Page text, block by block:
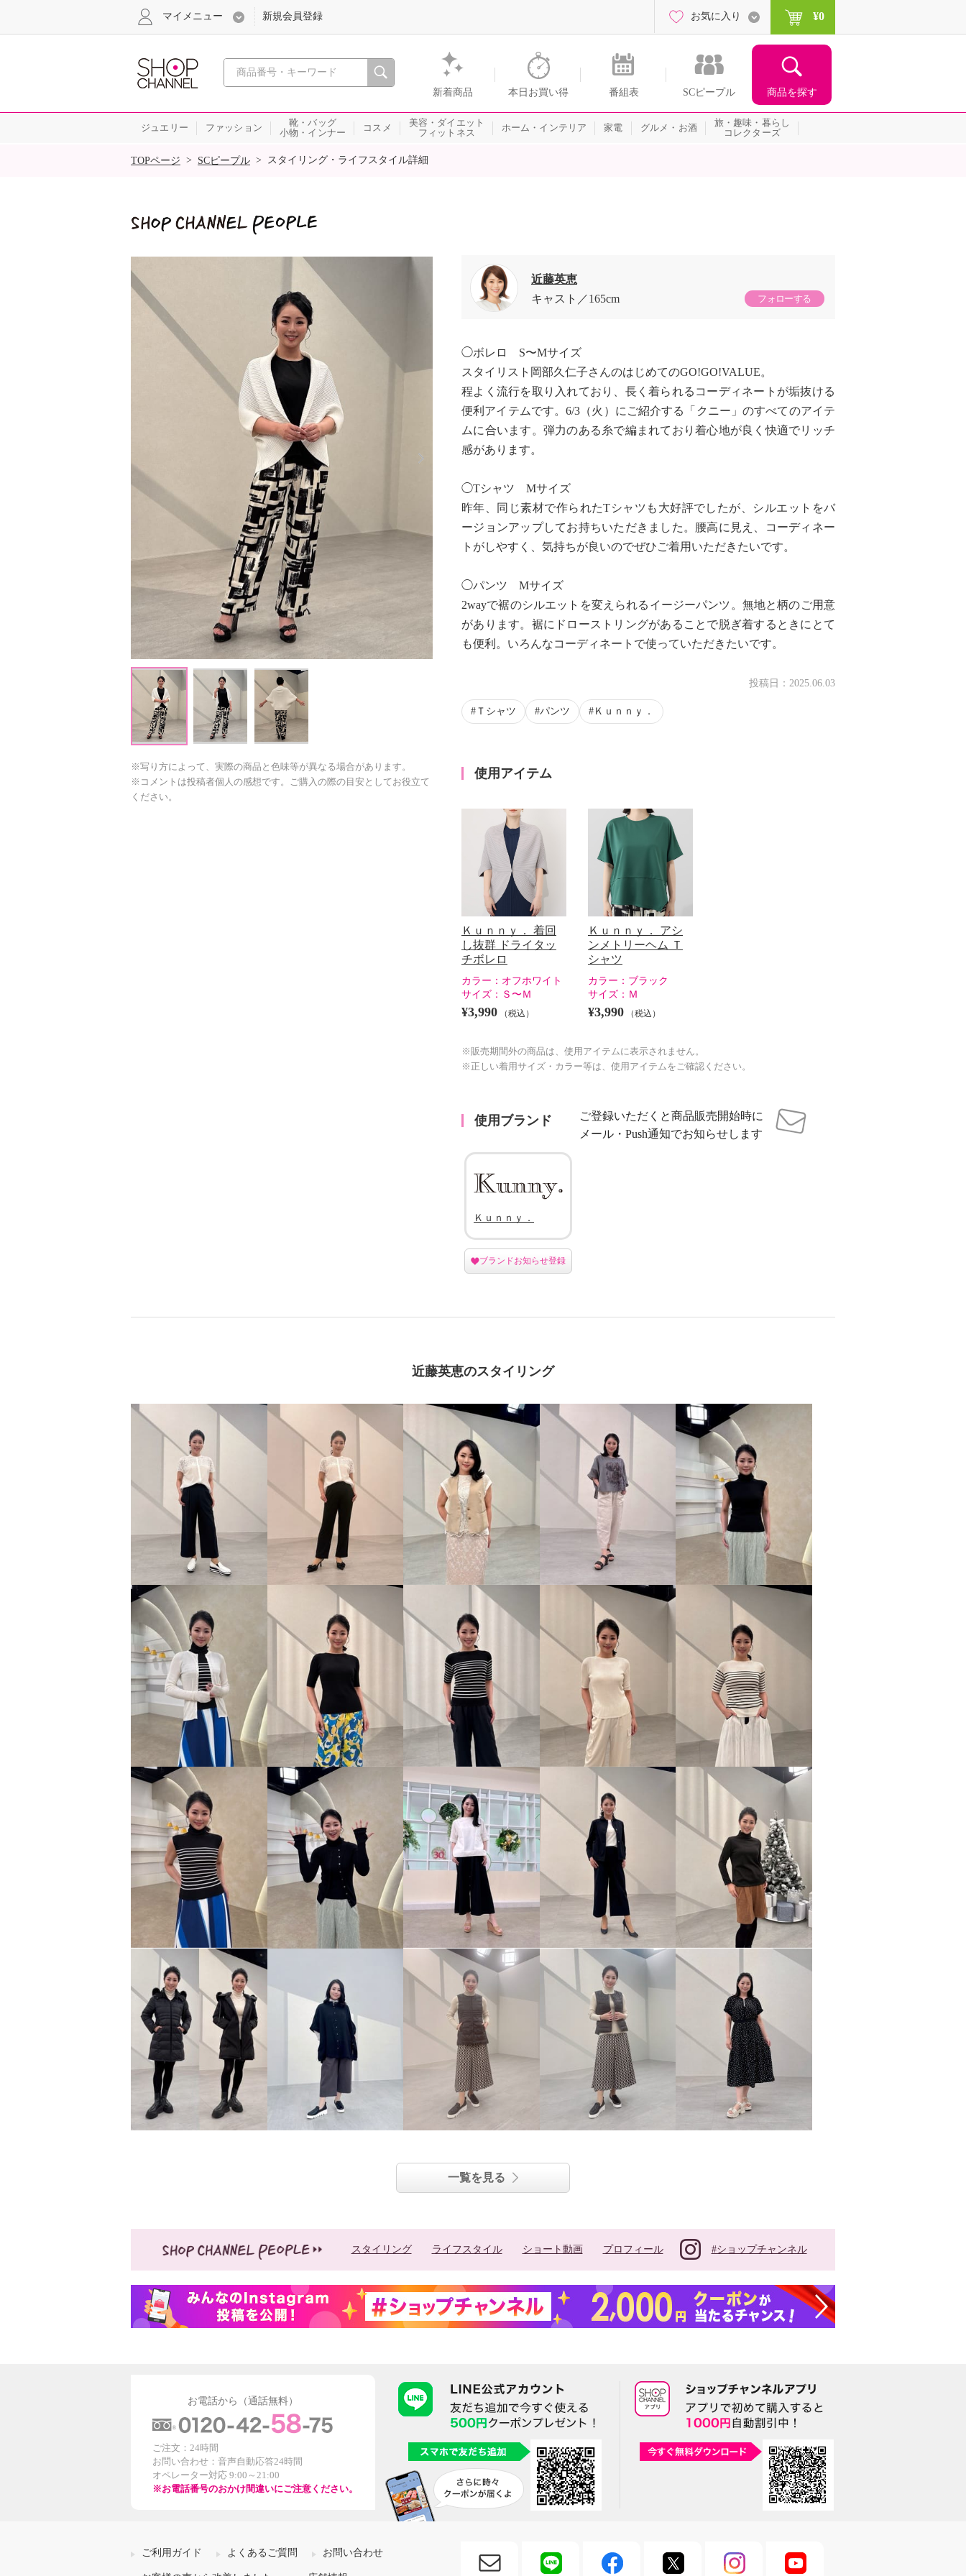
心おどる、瞬間を。通販・テレビショッピングのショップチャンネル
新着商品 本日お買い得 番組表 SCピープル 商品を探す
マイメニュー 新規会員登録 お気に入り ¥0
ジュエリー ファッション
靴・バッグ
小物・インナー
コスメ
美容・ダイエット
フィットネス
ホーム・インテリア 家電 グルメ・お酒
旅・趣味・暮らし
コレクターズ
SALE
TOPページ > SCピープル > スタイリング・ライフスタイル詳細
※写り方によって、実際の商品と色味等が異なる場合があります。
※コメントは投稿者個人の感想です。ご購入の際の目安としてお役立て
ください。
近藤英恵
キャスト
165cm フォローする
◯ボレロ S〜Mサイズ
スタイリスト岡部久仁子さんのはじめてのGO!GO!VALUE。
程よく流行を取り入れており、長く着られるコーディネートが垢抜ける
便利アイテムです。6/3（火）にご紹介する「クニー」のすべてのアイテ
ムに合います。弾力のある糸で編まれており着心地が良く快適でリッチ
感があります。
◯Tシャツ Mサイズ
昨年、同じ素材で作られたTシャツも大好評でしたが、シルエットをバ
ージョンアップしてお持ちいただきました。腰高に見え、コーディネー
トがしやすく、気持ちが良いのでぜひご着用いただきたいです。
◯パンツ Mサイズ
2wayで裾のシルエットを変えられるイージーパンツ。無地と柄のご用意
があります。裾にドローストリングがあることで脱ぎ着するときにとて
も便利。いろんなコーディネートで使っていただきたいです。
投稿日： 2025.06.03
Ｔシャツ パンツ Ｋｕｎｎｙ．
使用アイテム
Ｋｕｎｎｙ． 着回
し抜群 ドライタッ
チボレロ
カラー： オフホワイト
サイズ： Ｓ〜Ｍ
¥3,990 （税込）
Ｋｕｎｎｙ． アシ
ンメトリーヘム Ｔ
シャツ
カラー： ブラック
サイズ： Ｍ
¥3,990 （税込）
※販売期間外の商品は、使用アイテムに表示されません。
※正しい着用サイズ・カラー等は、使用アイテムをご確認ください。
使用ブランド
ご登録いただくと商品販売開始時に
メール・Push通知でお知らせします
Ｋｕｎｎｙ．
ブランドお知らせ登録
近藤英恵のスタイリング
一覧を見る
スタイリング ライフスタイル ショート動画 プロフィール #ショップチャンネル
お電話から（通話無料）
ご注文：24時間
お問い合わせ：音声自動応答24時間
オペレーター対応 9:00～21:00
※お電話番号のおかけ間違いにご注意ください。
ご利用ガイド よくあるご質問 お問い合わせ